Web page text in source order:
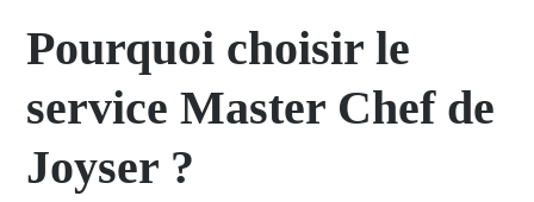
Pourquoi choisir le
service Master Chef de
Joyser ?